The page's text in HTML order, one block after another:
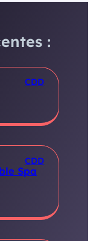
:
CDD
CDD
Spa